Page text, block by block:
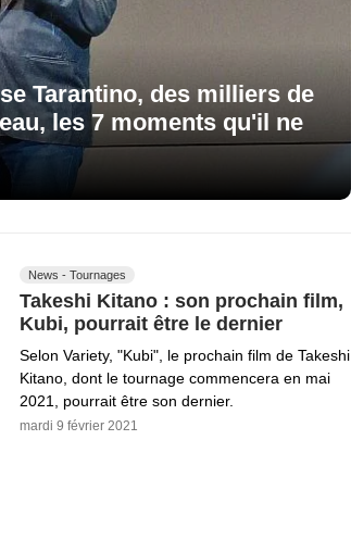
Tarantino, des milliers de
les 7 moments qu'il ne
News - Tournages
Takeshi Kitano : son prochain film,
Kubi, pourrait être le dernier
Selon Variety, "Kubi", le prochain film de Takeshi
Kitano, dont le tournage commencera en mai
2021, pourrait être son dernier.
mardi 9 février 2021